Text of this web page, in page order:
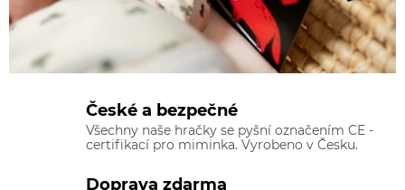
České a bezpečné
Všechny naše hračky se pyšní označením CE -
certifikací pro miminka. Vyrobeno v Česku.
Doprava zdarma